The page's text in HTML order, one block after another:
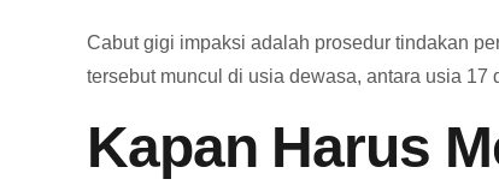
Cabut gigi impaksi adalah prosedur tindakan
tersebut muncul di usia dewasa, antara usia
Kapan Harus